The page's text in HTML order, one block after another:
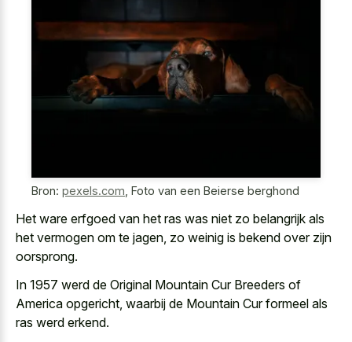
Bron: pexels.com, Foto van een Beierse berghond
Het ware erfgoed van het ras was niet zo belangrijk als
het vermogen om te jagen, zo weinig is bekend over zijn
oorsprong.
In 1957 werd de Original Mountain Cur Breeders of
America opgericht, waarbij de Mountain Cur formeel als
ras werd erkend.